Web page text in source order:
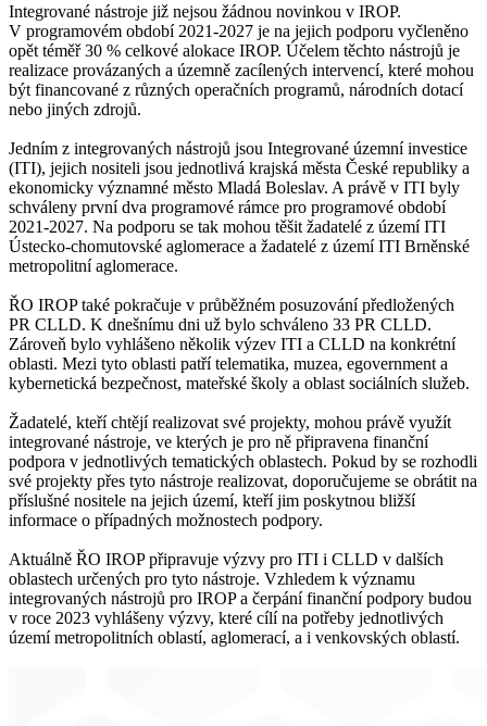
Integrované nástroje již nejsou žádnou novinkou v IROP.
V programovém období 2021-2027 je na jejich podporu vyčleněno
opět téměř 30 % celkové alokace IROP. Účelem těchto nástrojů je
realizace provázaných a územně zacílených intervencí, které mohou
být financované z různých operačních programů, národních dotací
nebo jiných zdrojů.
Jedním z integrovaných nástrojů jsou Integrované územní investice
(ITI), jejich nositeli jsou jednotlivá krajská města České republiky a
ekonomicky významné město Mladá Boleslav. A právě v ITI byly
schváleny první dva programové rámce pro programové období
2021-2027. Na podporu se tak mohou těšit žadatelé z území ITI
Ústecko-chomutovské aglomerace a žadatelé z území ITI Brněnské
metropolitní aglomerace.
ŘO IROP také pokračuje v průběžném posuzování předložených
PR CLLD. K dnešnímu dni už bylo schváleno 33 PR CLLD.
Zároveň bylo vyhlášeno několik výzev ITI a CLLD na konkrétní
oblasti. Mezi tyto oblasti patří telematika, muzea, egovernment a
kybernetická bezpečnost, mateřské školy a oblast sociálních služeb.
Žadatelé, kteří chtějí realizovat své projekty, mohou právě využít
integrované nástroje, ve kterých je pro ně připravena finanční
podpora v jednotlivých tematických oblastech. Pokud by se rozhodli
své projekty přes tyto nástroje realizovat, doporučujeme se obrátit na
příslušné nositele na jejich území, kteří jim poskytnou bližší
informace o případných možnostech podpory.
Aktuálně ŘO IROP připravuje výzvy pro ITI i CLLD v dalších
oblastech určených pro tyto nástroje. Vzhledem k významu
integrovaných nástrojů pro IROP a čerpání finanční podpory budou
v roce 2023 vyhlášeny výzvy, které cílí na potřeby jednotlivých
území metropolitních oblastí, aglomerací, a i venkovských oblastí.